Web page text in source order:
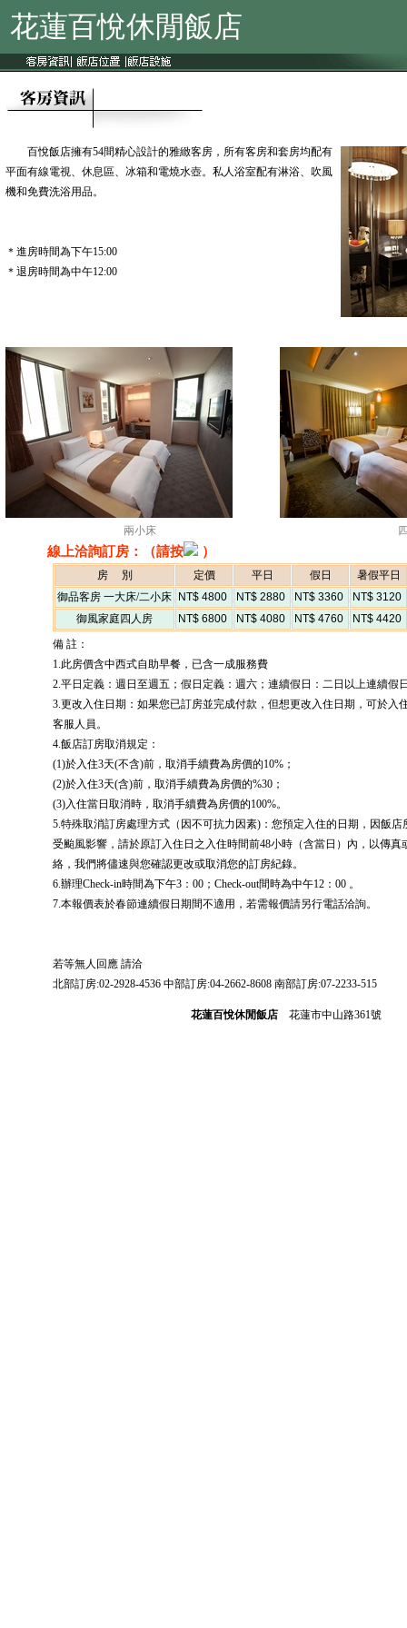
百悅飯店擁有54間精心設計的雅緻客房，所有客房和套房均配有
平面有線電視、休息區、冰箱和電燒水壺。私人浴室配有淋浴、吹風
機和免費洗浴用品。
＊進房時間為下午15:00
＊退房時間為中午12:00
兩小床
線上洽詢訂房：（請按 ）
房 別 定價 平日 假日
暑假平日
御品客房 一大床/二小床
NT$ 4800 NT$ 2880 NT$ 3360
NT$ 3120
御風家庭四人房
NT$ 6800 NT$ 4080 NT$ 4760
NT$ 4420
備 註：
1.此房價含中西式自助早餐，已含一成服務費
2.平日定義：週日至週五；假日定義：週六；連續假日：二日以上連續假
3.更改入住日期：如果您已訂房並完成付款，但想更改入住日期，可於入
客服人員。
4.飯店訂房取消規定：
(1)於入住3天(不含)前，取消手續費為房價的10%；
(2)於入住3天(含)前，取消手續費為房價的%30；
(3)入住當日取消時，取消手續費為房價的100%。
5.特殊取消訂房處理方式（因不可抗力因素)：您預定入住的日期，因飯
受颱風影響，請於原訂入住日之入住時間前48小時（含當日）內，以傳真
絡，我們將儘速與您確認更改或取消您的訂房紀錄。
6.辦理Check-in時間為下午3：00；Check-out間時為中午12：00 。
7.本報價表於春節連續假日期間不適用，若需報價請另行電話洽詢。
若等無人回應 請洽
北部訂房:02-2928-4536 中部訂房:04-2662-8608 南部訂房:07-2233-515
花蓮百悅休閒飯店 花蓮市中山路361號
花蓮百悅休閒飯店